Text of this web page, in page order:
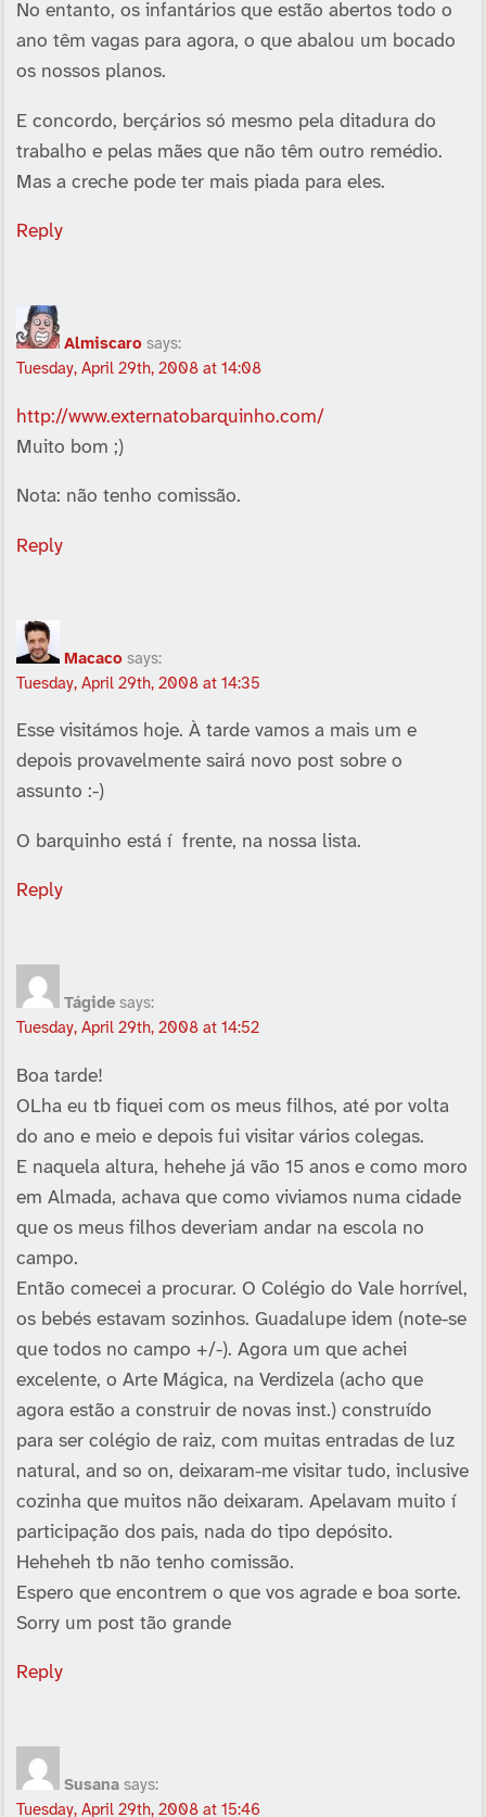
No entanto, os infantários que estão abertos todo o
ano têm vagas para agora, o que abalou um bocado
os nossos planos.
E concordo, berçários só mesmo pela ditadura do
trabalho e pelas mães que não têm outro remédio.
Mas a creche pode ter mais piada para eles.
Reply
Almiscaro says:
Tuesday, April 29th, 2008 at 14:08
http://www.externatobarquinho.com/
Muito bom ;)
Nota: não tenho comissão.
Reply
Macaco says:
Tuesday, April 29th, 2008 at 14:35
Esse visitámos hoje. À tarde vamos a mais um e
depois provavelmente sairá novo post sobre o
assunto :-)
O barquinho está í frente, na nossa lista.
Reply
Tágide says:
Tuesday, April 29th, 2008 at 14:52
Boa tarde!
OLha eu tb fiquei com os meus filhos, até por volta
do ano e meio e depois fui visitar vários colegas.
E naquela altura, hehehe já vão 15 anos e como moro
em Almada, achava que como viviamos numa cidade
que os meus filhos deveriam andar na escola no
campo.
Então comecei a procurar. O Colégio do Vale horrí­vel,
os bebés estavam sozinhos. Guadalupe idem (note-se
que todos no campo +/-). Agora um que achei
excelente, o Arte Mágica, na Verdizela (acho que
agora estão a construir de novas inst.) construí­do
para ser colégio de raiz, com muitas entradas de luz
natural, and so on, deixaram-me visitar tudo, inclusive
cozinha que muitos não deixaram. Apelavam muito í
participação dos pais, nada do tipo depósito.
Heheheh tb não tenho comissão.
Espero que encontrem o que vos agrade e boa sorte.
Sorry um post tão grande
Reply
Susana says:
Tuesday, April 29th, 2008 at 15:46